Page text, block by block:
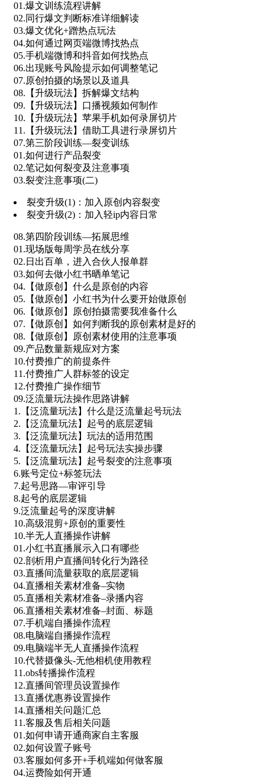
01.爆文训练流程讲解
02.同行爆文判断标准详细解读
03.爆文优化+蹭热点玩法
04.如何通过网页端微博找热点
05.手机端微博和抖音如何找热点
06.出现账号风险提示如何调整笔记
07.原创拍摄的场景以及道具
08.【升级玩法】拆解爆文结构
09.【升级玩法】口播视频如何制作
10.【升级玩法】苹果手机如何录屏切片
11.【升级玩法】借助工具进行录屏切片
07.第三阶段训练—裂变训练
01.如何进行产品裂变
02.笔记如何裂变及注意事项
03.裂变注意事项(二)
裂变升级(1)：加入原创内容裂变
裂变升级(2)：加入轻ip内容日常
08.第四阶段训练—拓展思维
01.现场版每周学员在线分享
02.日出百单，进入合伙人报单群
03.如何去做小红书晒单笔记
04.【做原创】什么是原创的内容
05.【做原创】小红书为什么要开始做原创
06.【做原创】原创拍摄需要我准备什么
07.【做原创】如何判断我的原创素材是好的
08.【做原创】原创素材使用的注意事项
09.产品数量新规应对方案
10.付费推广的前提条件
11.付费推广人群标签的设定
12.付费推广操作细节
09.泛流量玩法操作思路讲解
1.【泛流量玩法】什么是泛流量起号玩法
2.【泛流量玩法】起号的底层逻辑
3.【泛流量玩法】玩法的适用范围
4.【泛流量玩法】起号玩法实操步骤
5.【泛流量玩法】起号裂变的注意事项
6.账号定位+标签玩法
7.起号思路—审评引导
8.起号的底层逻辑
9.泛流量起号的深度讲解
10.高级混剪+原创的重要性
10.半无人直播操作讲解
01.小红书直播展示入口有哪些
02.剖析用户直播间转化行为路径
03.直播间流量获取的底层逻辑
04.直播相关素材准备–实物
05.直播相关素材准备–录播内容
06.直播相关素材准备–封面、标题
07.手机端自播操作流程
08.电脑端自播操作流程
09.电脑端半无人直播操作流程
10.代替摄像头-无他相机使用教程
11.obs转播操作流程
12.直播间管理员设置操作
13.直播优惠券设置操作
14.直播相关问题汇总
11.客服及售后相关问题
01.如何申请开通商家自主客服
02.如何设置子账号
03.客服如何多开+手机端如何做客服
04.运费险如何开通